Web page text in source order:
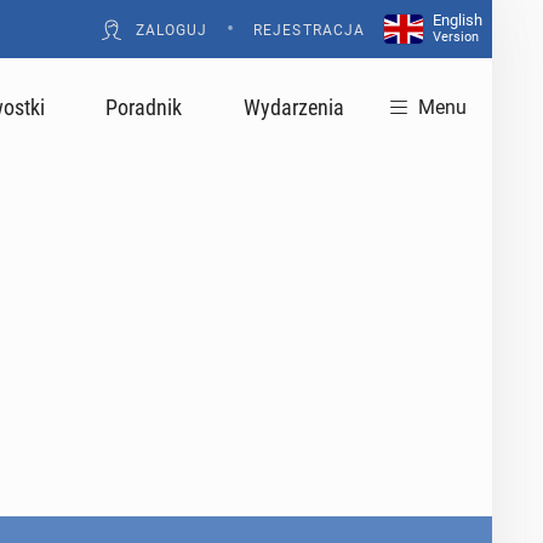
ZALOGUJ • REJESTRACJA
English
Version
Poradnik Wydarzenia Menu